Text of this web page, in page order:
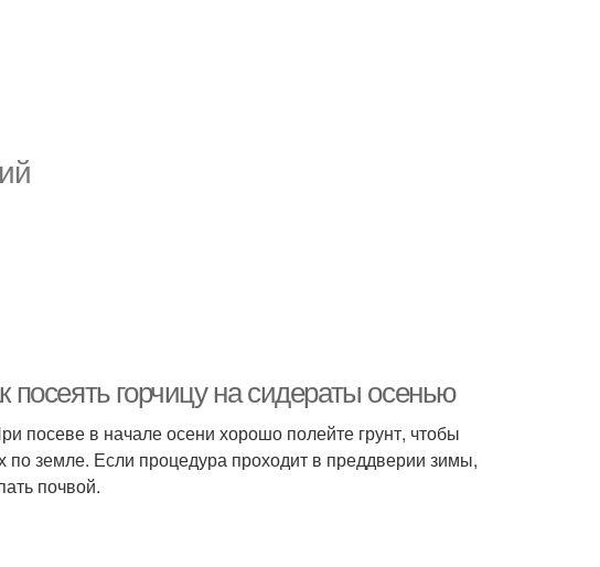
горчицу на сидераты осенью
посеве в начале осени хорошо полейте грунт, чтобы
по земле. Если процедура проходит в преддверии зимы,
почвой.